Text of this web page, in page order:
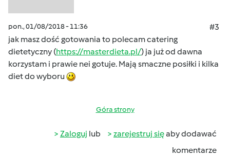
pon., 01/08/2018 - 11:36
#3
jak masz dość gotowania to polecam catering
dietetyczny (https://masterdieta.pl/) ja już od dawna
korzystam i prawie nei gotuje. Mają smaczne posiłki i kilka
diet do wyboru
Góra strony
Zaloguj lub zarejestruj sięaby dodawać
komentarze